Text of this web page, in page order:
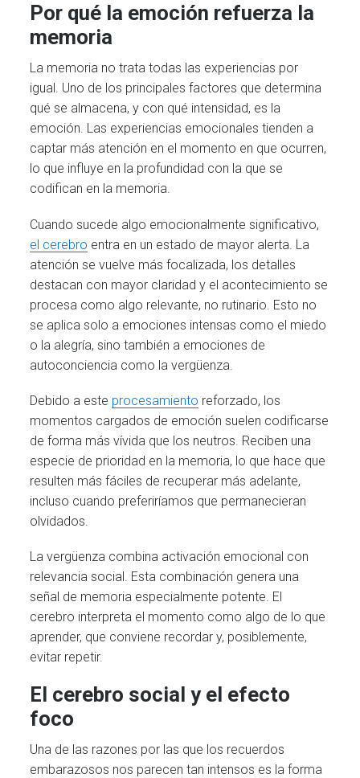
Por qué la emoción refuerza la
memoria
La memoria no trata todas las experiencias por
igual. Uno de los principales factores que determina
qué se almacena, y con qué intensidad, es la
emoción. Las experiencias emocionales tienden a
captar más atención en el momento en que ocurren,
lo que influye en la profundidad con la que se
codifican en la memoria.
Cuando sucede algo emocionalmente significativo,
el cerebro entra en un estado de mayor alerta. La
atención se vuelve más focalizada, los detalles
destacan con mayor claridad y el acontecimiento se
procesa como algo relevante, no rutinario. Esto no
se aplica solo a emociones intensas como el miedo
o la alegría, sino también a emociones de
autoconciencia como la vergüenza.
Debido a este procesamiento reforzado, los
momentos cargados de emoción suelen codificarse
de forma más vívida que los neutros. Reciben una
especie de prioridad en la memoria, lo que hace que
resulten más fáciles de recuperar más adelante,
incluso cuando preferiríamos que permanecieran
olvidados.
La vergüenza combina activación emocional con
relevancia social. Esta combinación genera una
señal de memoria especialmente potente. El
cerebro interpreta el momento como algo de lo que
aprender, que conviene recordar y, posiblemente,
evitar repetir.
El cerebro social y el efecto
foco
Una de las razones por las que los recuerdos
embarazosos nos parecen tan intensos es la forma